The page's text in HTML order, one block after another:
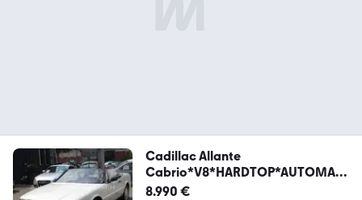
Cadillac Allante
Cabrio*V8*HARDTOP*AUTOMATI
K*KLIMA*LEDER*
8.990 €